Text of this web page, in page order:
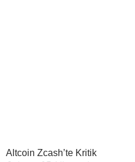
Altcoin Zcash’te Kritik